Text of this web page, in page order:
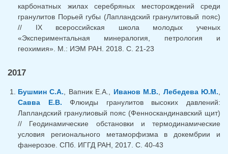
карбонатных жилах серебряных месторождений среди
гранулитов Порьей губы (Лапландский гранулитовый пояс)
// IX всероссийская школа молодых ученых
«Экспериментальная минералогия, петрология и
геохимия». М.: ИЭМ РАН. 2018. С. 21-23
2017
Бушмин С.А. , Вапник Е.А., Иванов М.В. Лебедева Ю.М.
Савва Е.В. Флюиды гранулитов высоких давлений:
Лапландский гранулиовый пояс (Фенноскандинавский щит)
// Геодинамические обстановки и термодинамические
условия регионального метаморфизма в докембрии и
фанерозое. СПб. ИГГД РАН, 2017. С. 40-43